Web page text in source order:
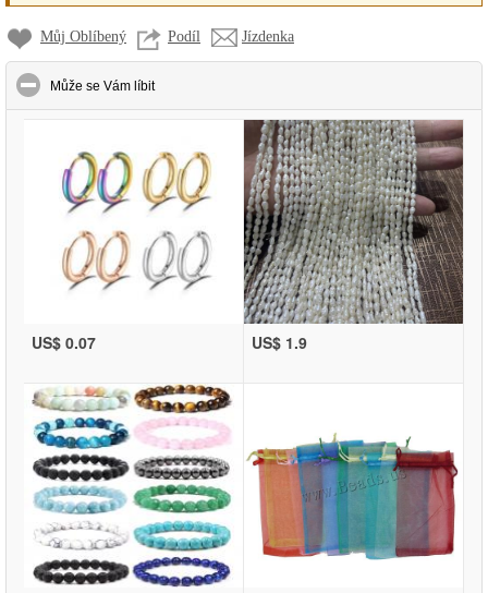
Můj Oblíbený Podíl Jízdenka
Může se Vám líbitclick to collapse contents
US$ 0.07 US$ 1.9